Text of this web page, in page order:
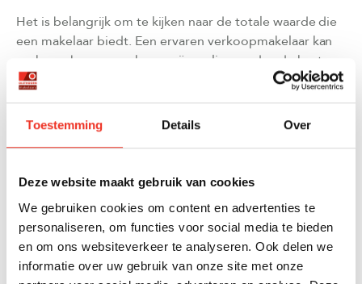
Toestemming Details Over
Deze website maakt gebruik van cookies
We gebruiken cookies om content en advertenties te
personaliseren, om functies voor social media te bieden
en om ons websiteverkeer te analyseren. Ook delen we
informatie over uw gebruik van onze site met onze
Het is belangrijk om te kijken naar de totale waarde die
een makelaar biedt. Een ervaren verkoopmakelaar kan
vaak een hogere verkoopprijs realiseren dan de kosten
die in rekening worden gebracht. Onze gemiddelde
klanttevredenheidsscore van 9,2 toont aan dat onze
klanten tevreden zijn over de geleverde service en
HOE KIES JE DE BESTE VERKOOPMAKELAAR
VOOR JOUW WONING?
Kies een verkoopmakelaar op basis van lokale expertise,
bewezen resultaten, transparante communicatie en een
compleet servicepakket. Bekijk reviews, vraag naar